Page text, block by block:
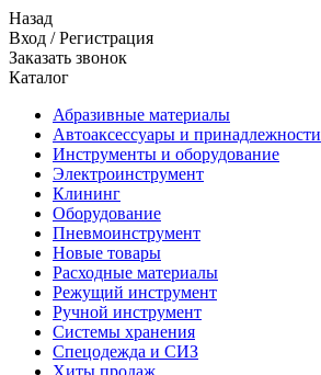
Назад
Вход /Регистрация
Заказать звонок
Каталог
Абразивные материалы
Автоаксессуары и принадлежности
Инструменты и оборудование
Электроинструмент
Клининг
Оборудование
Пневмоинструмент
Новые товары
Расходные материалы
Режущий инструмент
Ручной инструмент
Системы хранения
Спецодежда и СИЗ
Хиты продаж